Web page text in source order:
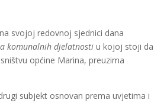
svojoj redovnoj sjednici dana
komunalnih djelatnosti u kojoj stoji da
općine Marina, preuzima
subjekt osnovan prema uvjetima i